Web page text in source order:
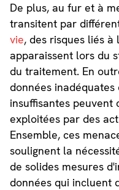
De plus, au fur et à
transitent par
vie, des risques liés
apparaissent lors du
du traitement. En
données
insuffisantes
exploitées par des
Ensemble, ces
soulignent la
de solides mesures
données qui incluent